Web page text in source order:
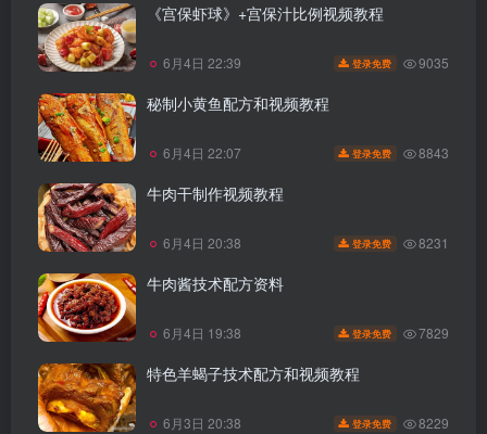
《宫保虾球》+宫保汁比例视频教程
6月4日 22:39 登录免费 9035
秘制小黄鱼配方和视频教程
6月4日 22:07 登录免费 8843
牛肉干制作视频教程
6月4日 20:38 登录免费 8231
牛肉酱技术配方资料
6月4日 19:38 登录免费 7829
特色羊蝎子技术配方和视频教程
6月3日 20:38 登录免费 8229